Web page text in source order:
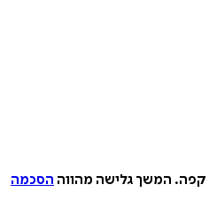
המשך גלישה מהווההסכמה